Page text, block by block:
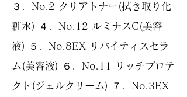
３．No.2 クリアトナー(拭き取り化
粧水) ４．No.12 ルミナスC(美容
液) ５．No.8EX リバイティスセラ
ム(美容液) ６．No.11 リッチプロテ
クト(ジェルクリーム) ７．No.3EX